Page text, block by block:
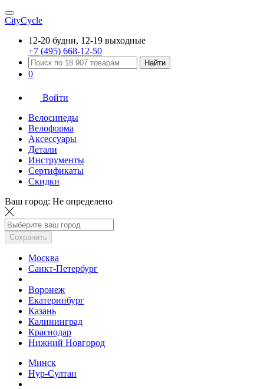
CityCycle
12-20 будни, 12-19 выходные
+7 (495) 668-12-50
Найти
0
Войти
Велосипеды
Велоформа
Аксессуары
Детали
Инструменты
Сертификаты
Скидки
Ваш город: Не определено
Сохранить
Москва
Санкт-Петербург
Воронеж
Екатеринбург
Казань
Калининград
Краснодар
Нижний Новгород
Минск
Нур-Султан